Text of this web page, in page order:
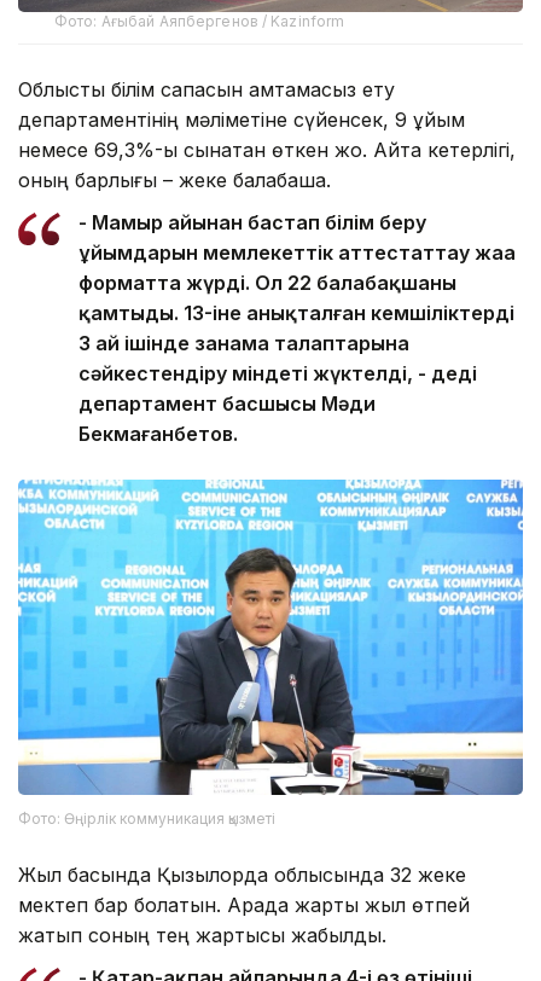
Фото: Ағыбай Аяпбергенов / Kazinform
Облыстық білім сапасын қамтамасыз ету
департаментінің мәліметіне сүйенсек, 9 ұйым
немесе 69,3%-ы сынақтан өткен жоқ. Айта кетерлігі,
оның барлығы – жеке балабақша.
- Мамыр айынан бастап білім беру
ұйымдарын мемлекеттік аттестаттау жаңа
форматта жүрді. Ол 22 балабақшаны
қамтыды. 13-іне анықталған кемшіліктерді
3 ай ішінде заңнама талаптарына
сәйкестендіру міндеті жүктелді, - деді
департамент басшысы Мәди
Бекмағанбетов.
Фото: Өңірлік коммуникация қызметі
Жыл басында Қызылорда облысында 32 жеке
мектеп бар болатын. Арада жарты жыл өтпей
жатып соның тең жартысы жабылды.